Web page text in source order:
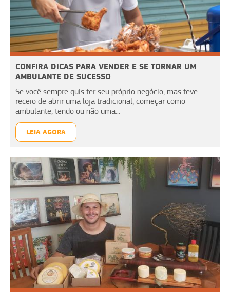
CONFIRA DICAS PARA VENDER E SE TORNAR UM
AMBULANTE DE SUCESSO
Se você sempre quis ter seu próprio negócio, mas teve
receio de abrir uma loja tradicional, começar como
ambulante, tendo ou não uma...
LEIA AGORA